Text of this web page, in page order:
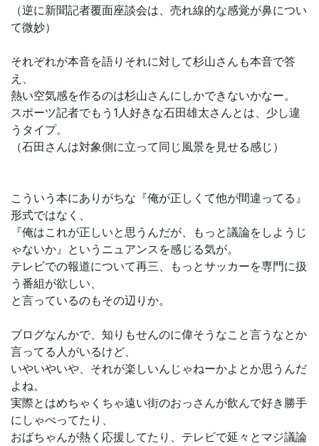
（逆に新聞記者覆面座談会は、売れ線的な感覚が鼻につい
て微妙）
それぞれが本音を語りそれに対して杉山さんも本音で答
え、
熱い空気感を作るのは杉山さんにしかできないかなー。
スポーツ記者でもう1人好きな石田雄太さんとは、少し違
うタイプ。
（石田さんは対象側に立って同じ風景を見せる感じ）
こういう本にありがちな『俺が正しくて他が間違ってる』
形式ではなく、
『俺はこれが正しいと思うんだが、もっと議論をしようじ
ゃないか』というニュアンスを感じる気が。
テレビでの報道について再三、もっとサッカーを専門に扱
う番組が欲しい、
と言っているのもその辺りか。
ブログなんかで、知りもせんのに偉そうなこと言うなとか
言ってる人がいるけど、
いやいやいや、それが楽しいんじゃねーかよとか思うんだ
よね。
実際とはめちゃくちゃ遠い街のおっさんが飲んで好き勝手
にしゃべってたり、
おばちゃんが熱く応援してたり、テレビで延々とマジ議論